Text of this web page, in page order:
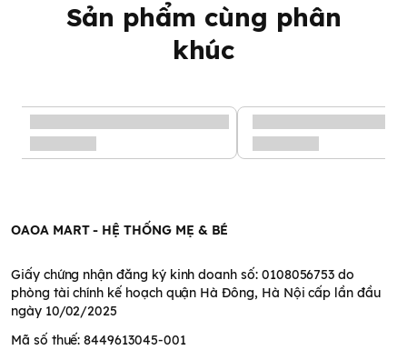
Đặc điểm của thau rửa mặt
độ bền cao ngoài ra có thêm
phụ gia Ag+ giúp sản phẩm có
thêm tính kháng khuẩn rất tốt, ba mẹ hoàn toàn yên tâm sử
Thau rửa mặt có nhiều màu sắc, họa tiết xinh xắn, khiến bé
Sản phẩm cùng phân
khúc
OAOA MART - HỆ THỐNG MẸ & BÉ
Giấy chứng nhận đăng ký kinh doanh số: 0108056753 do
phòng tài chính kế hoạch quận Hà Đông, Hà Nội cấp lần đầu
ngày 10/02/2025
Mã số thuế: 8449613045-001